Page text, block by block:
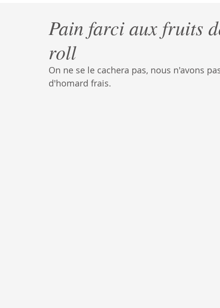
Pain farci aux fruits
roll
On ne se le cachera pas, nous n'avons
d'homard frais.